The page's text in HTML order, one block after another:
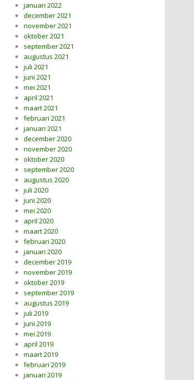
januari 2022
december 2021
november 2021
oktober 2021
september 2021
augustus 2021
juli 2021
juni 2021
mei 2021
april 2021
maart 2021
februari 2021
januari 2021
december 2020
november 2020
oktober 2020
september 2020
augustus 2020
juli 2020
juni 2020
mei 2020
april 2020
maart 2020
februari 2020
januari 2020
december 2019
november 2019
oktober 2019
september 2019
augustus 2019
juli 2019
juni 2019
mei 2019
april 2019
maart 2019
februari 2019
januari 2019